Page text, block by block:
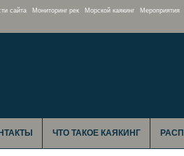
сайта Мониторинг рек Морской каякинг Мероприятия
ЧТО ТАКОЕ КАЯКИНГ